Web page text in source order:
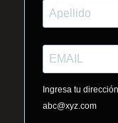
Ingresa tu
abc@xyz.com